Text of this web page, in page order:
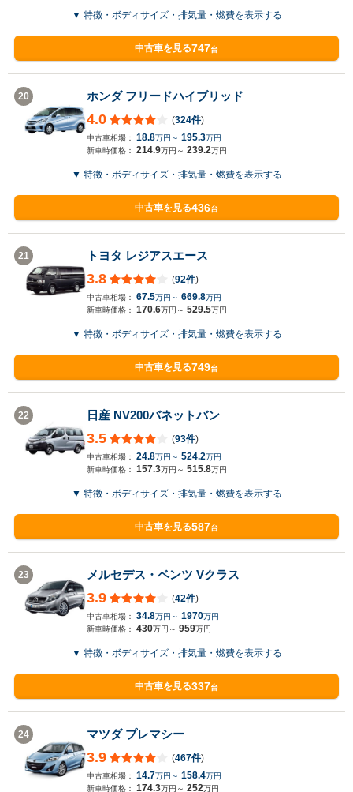
▼ 特徴・ボディサイズ・排気量・燃費を表示する
中古車を見る747台
20 ホンダ フリードハイブリッド
4.0 (324件)
中古車相場： 18.8万円～ 195.3万円
新車時価格： 214.9万円～ 239.2万円
▼ 特徴・ボディサイズ・排気量・燃費を表示する
中古車を見る436台
21 トヨタ レジアスエース
3.8 (92件)
中古車相場： 67.5万円～ 669.8万円
新車時価格： 170.6万円～ 529.5万円
▼ 特徴・ボディサイズ・排気量・燃費を表示する
中古車を見る749台
22 日産 NV200バネットバン
3.5 (93件)
中古車相場： 24.8万円～ 524.2万円
新車時価格： 157.3万円～ 515.8万円
▼ 特徴・ボディサイズ・排気量・燃費を表示する
中古車を見る587台
23 メルセデス・ベンツ Vクラス
3.9 (42件)
中古車相場： 34.8万円～ 1970万円
新車時価格： 430万円～ 959万円
▼ 特徴・ボディサイズ・排気量・燃費を表示する
中古車を見る337台
24 マツダ プレマシー
3.9 (467件)
中古車相場： 14.7万円～ 158.4万円
新車時価格： 174.3万円～ 252万円